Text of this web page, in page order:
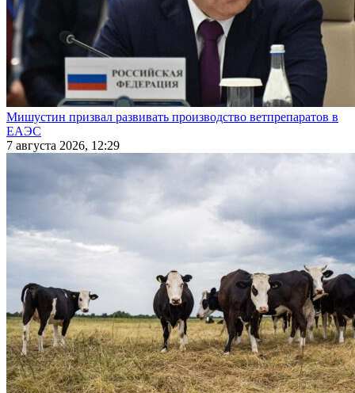
Мишустин призвал развивать производство ветпрепаратов в
ЕАЭС
7 августа 2026, 12:29